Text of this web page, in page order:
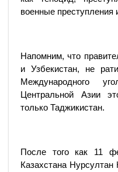
военные преступления
Напомним, что
и Узбекистан, не
Международного
Центральной Азии
только Таджикистан.
После того как 11
Казахстана